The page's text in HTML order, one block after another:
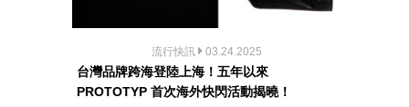
流行快訊 03.24.2025
台灣品牌跨海登陸上海！五年以來
PROTOTYP 首次海外快閃活動揭曉！